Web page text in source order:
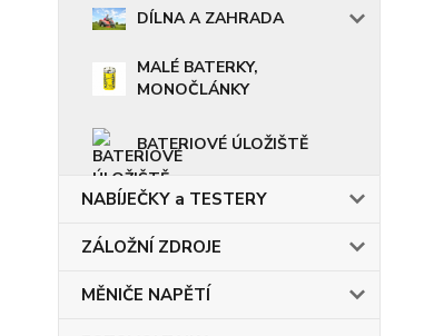
DÍLNA A ZAHRADA
MALÉ BATERKY,
MONOČLÁNKY
BATERIOVÉ ÚLOŽIŠTĚ
NABÍJEČKY a TESTERY
ZÁLOŽNÍ ZDROJE
MĚNIČE NAPĚTÍ